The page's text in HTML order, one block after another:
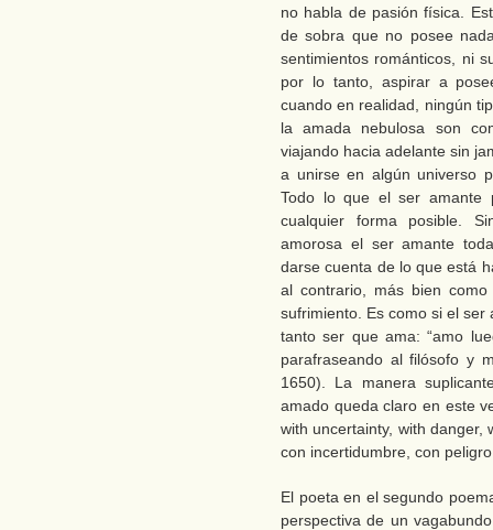
no habla de pasión física.
de sobra que no posee
sentimientos románticos, ni
por lo tanto, aspirar a
cuando en realidad, ningún
la amada nebulosa son
viajando hacia adelante sin
a unirse en algún universo
Todo lo que el ser amante
cualquier forma posible.
amorosa el ser amante
darse cuenta de lo que está
al contrario, más bien
sufrimiento. Es como si el
tanto ser que ama: “amo
parafraseando al filósofo y
1650). La manera
amado queda claro en este
with uncertainty, with danger,
con incertidumbre, con
El poeta en el segundo
perspectiva de un